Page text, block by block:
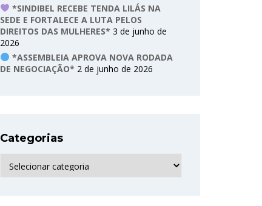
*SINDIBEL RECEBE TENDA LILÁS NA
SEDE E FORTALECE A LUTA PELOS
DIREITOS DAS MULHERES* 3 de junho de
2026
*ASSEMBLEIA APROVA NOVA RODADA
DE NEGOCIAÇÃO* 2 de junho de 2026
Categorias
Categorias